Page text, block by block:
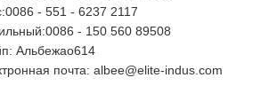
- 551 - 6237 2117
- 150 560 89508
Альбежао614
почта: albee@elite-indus.com